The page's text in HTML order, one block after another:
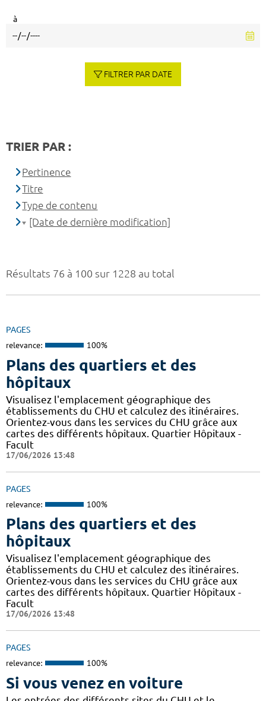
Résultats 76 à 100 sur 1228 au total
PAGES
relevance: 100%
Plans des quartiers et des
hôpitaux
Visualisez l'emplacement géographique des
établissements du CHU et calculez des itinéraires.
Orientez-vous dans les services du CHU grâce aux
cartes des différents hôpitaux. Quartier Hôpitaux -
Facult
17/06/2026 13:48
PAGES
relevance: 100%
Plans des quartiers et des
hôpitaux
Visualisez l'emplacement géographique des
établissements du CHU et calculez des itinéraires.
Orientez-vous dans les services du CHU grâce aux
cartes des différents hôpitaux. Quartier Hôpitaux -
Facult
17/06/2026 13:48
PAGES
relevance: 100%
Si vous venez en voiture
à
FILTRER PAR DATE
TRIER PAR :
Pertinence
Titre
Type de contenu
[Date de dernière modification]